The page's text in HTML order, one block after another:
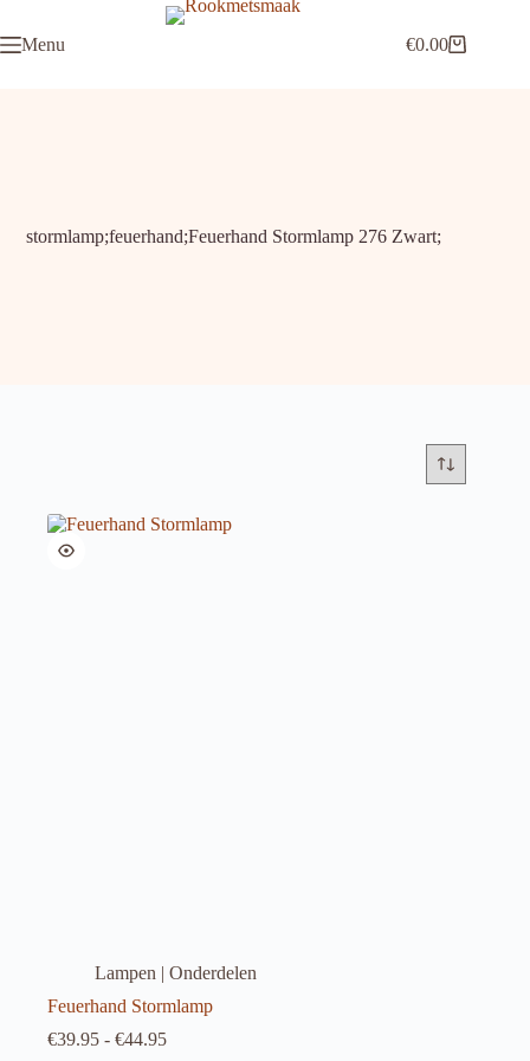
de Menu Winkelwagen
€0.00
stormlamp;feuerhand;Feuerhand Stormlamp 276 Zwart;
Lampen | Onderdelen
Feuerhand Stormlamp
€39.95 - €44.95Prijsklasse: